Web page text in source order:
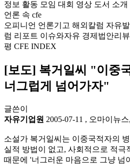
정보 활동 모임 대회 영상 도서 소개
언론 속 cfe
오피니언 언론기고 해외칼럼 자유
럼 리포트 이슈와자유 경제법안리뷰
평 CFE INDEX
[보도] 복거일씨 "이중
너그럽게 넘어가자"
글쓴이
자유기업원 2005-07-11 , 오마이뉴스
소설가 복거일씨는 이중국적자의
실적 방법이 없고, 사회적으로 적극
때문에 '너그러운 마음으로 그냥 넘